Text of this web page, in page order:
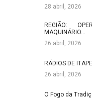
28 abril, 2026
REGIÃO:
MAQUINÁRIO…
26 abril, 2026
RÁDIOS DE
26 abril, 2026
O Fogo da